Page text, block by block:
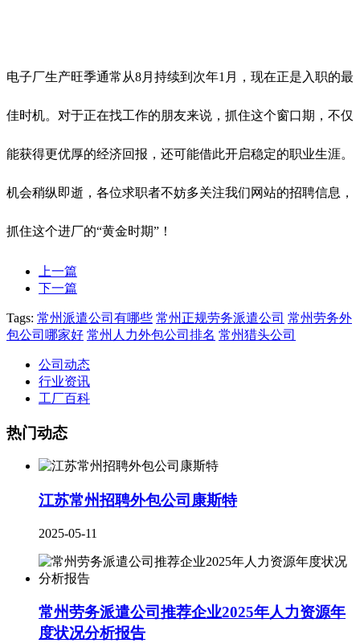
电子厂生产旺季通常从8月持续到次年1月，现在正是入职的最
佳时机。对于正在找工作的朋友来说，抓住这个窗口期，不仅
能获得更优厚的经济回报，还可能借此开启稳定的职业生涯。
机会稍纵即逝，各位求职者不妨多关注我们网站的招聘信息，
抓住这个进厂的“黄金时期”！
上一篇
下一篇
Tags: 常州派遣公司有哪些 常州正规劳务派遣公司 常州劳务外
包公司哪家好 常州人力外包公司排名 常州猎头公司
公司动态
行业资讯
工厂百科
热门动态
江苏常州招聘外包公司康斯特
2025-05-11
常州劳务派遣公司推荐企业2025年人力资源年
度状况分析报告